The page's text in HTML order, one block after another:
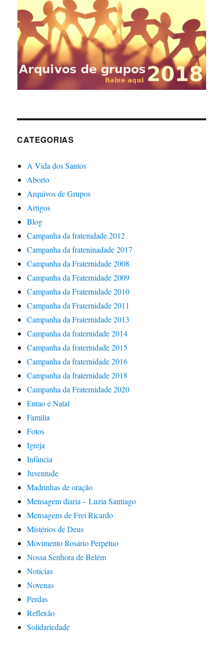
CATEGORIAS
A Vida dos Santos
Aborto
Arquivos de Grupos
Artigos
Blog
Campanha da fratenidade 2012
Campanha da frateninadade 2017
Campanha da Fraternidade 2008
Campanha da Fraternidade 2009
Campanha da Fraternidade 2010
Campanha da Fraternidade 2011
Campanha da Fraternidade 2013
Campanha da fraternidade 2014
Campanha da fraternidade 2015
Campanha da fraternidade 2016
Campanha da fraternidade 2018
Campanha da Fraternidade 2020
Entao é Natal
Familia
Fotos
Igreja
Infância
Juventude
Madrinhas de oração
Mensagem diaria – Luzia Santiago
Mensagens de Frei Ricardo
Mistérios de Deus
Movimento Rosário Perpétuo
Nossa Senhora de Belém
Notícias
Novenas
Perdas
Reflexão
Solidariedade